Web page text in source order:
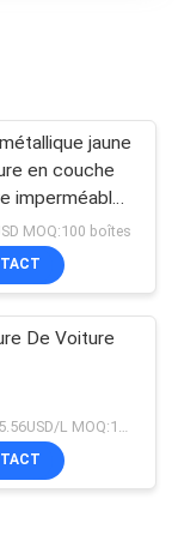
jaune
en couche
imperméable
pratique anti-
MOQ:100 boîtes
De Voiture